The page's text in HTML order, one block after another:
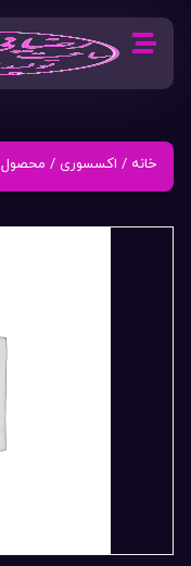
خانه / اکسسوری / محصول